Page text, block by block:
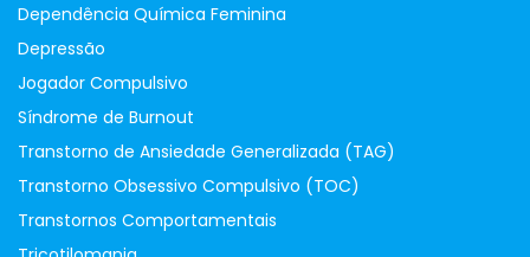
Dependência Química Feminina
Depressão
Jogador Compulsivo
Síndrome de Burnout
Transtorno de Ansiedade Generalizada (TAG)
Transtorno Obsessivo Compulsivo (TOC)
Transtornos Comportamentais